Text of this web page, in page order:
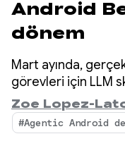
Android
dönem
Mart ayında,
görevleri için LLM
Bench'i tanıtmıştık.
modelleri
boyutlarını skor
Zoe Lopez-
#Agentic Android